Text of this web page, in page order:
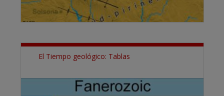
El Tiempo geológico: Tablas